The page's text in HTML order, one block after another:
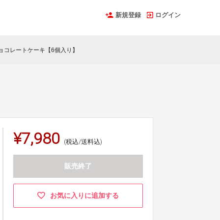
新規登録 ログイン
コレートケーキ【6個入り】
¥7,980 (税込/送料込)
販売終了
お気に入りに追加する